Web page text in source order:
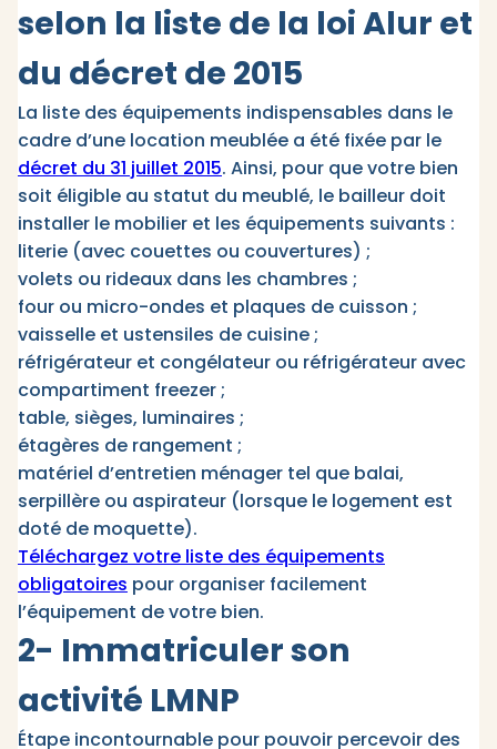
selon la liste de la loi Alur et
du décret de 2015
La liste des équipements indispensables dans le
cadre d’une location meublée a été fixée par le
décret du 31 juillet 2015. Ainsi, pour que votre bien
soit éligible au statut du meublé, le bailleur doit
installer le mobilier et les équipements suivants :
literie (avec couettes ou couvertures) ;
volets ou rideaux dans les chambres ;
four ou micro-ondes et plaques de cuisson ;
vaisselle et ustensiles de cuisine ;
réfrigérateur et congélateur ou réfrigérateur avec
compartiment freezer ;
table, sièges, luminaires ;
étagères de rangement ;
matériel d’entretien ménager tel que balai,
serpillère ou aspirateur (lorsque le logement est
doté de moquette).
Téléchargez votre liste des équipements
obligatoires pour organiser facilement
l’équipement de votre bien.
2- Immatriculer son
activité LMNP
Étape incontournable pour pouvoir percevoir des